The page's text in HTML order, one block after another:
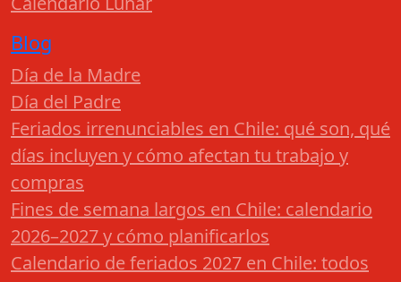
Blog
Día de la Madre
Día del Padre
Feriados irrenunciables en Chile: qué son, qué
días incluyen y cómo afectan tu trabajo y
compras
Fines de semana largos en Chile: calendario
2026–2027 y cómo planificarlos
Calendario de feriados 2027 en Chile: todos